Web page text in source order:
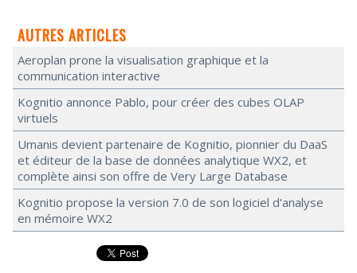
AUTRES ARTICLES
Aeroplan prone la visualisation graphique et la
communication interactive
Kognitio annonce Pablo, pour créer des cubes OLAP
virtuels
Umanis devient partenaire de Kognitio, pionnier du DaaS
et éditeur de la base de données analytique WX2, et
complète ainsi son offre de Very Large Database
Kognitio propose la version 7.0 de son logiciel d'analyse
en mémoire WX2